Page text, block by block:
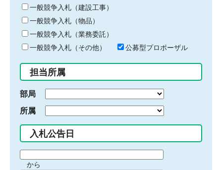
キ
ー
ワ
ー
ド
入
力
一般競争入札（建設工事）
一般競争入札（物品）
一般競争入札（業務委託）
一般競争入札（その他）
公募型プロポーザル
担当所属
部局
所属
入札公告日
間から